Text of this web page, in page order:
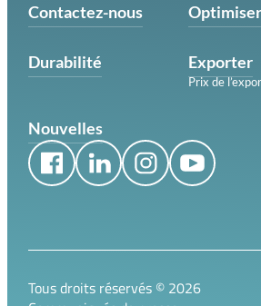
Optimiser
Exporter
Prix de
Contactez-nous
Nouvelles
Durabilité
Tous droits réservés © 2026